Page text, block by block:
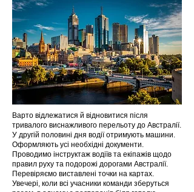
Варто відлежатися й відновитися після
тривалого виснажливого перельоту до Австралії.
У другій половині дня водії отримують машини.
Оформляють усі необхідні документи.
Проводимо інструктаж водіїв та екіпажів щодо
правил руху та подорожі дорогами Австралії.
Перевіряємо виставлені точки на картах.
Увечері, коли всі учасники команди зберуться